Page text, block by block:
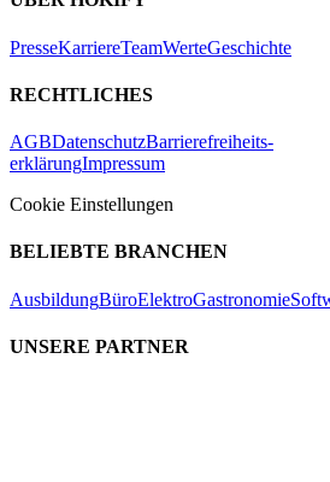
PresseKarriereTeamWerteGeschichte
RECHTLICHES
AGBDatenschutzBarrierefreiheits-
erklärungImpressum
Cookie Einstellungen
BELIEBTE BRANCHEN
AusbildungBüroElektroGastronomie
UNSERE PARTNER